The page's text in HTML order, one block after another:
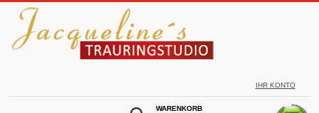
IHR KONTO
WARENKORB